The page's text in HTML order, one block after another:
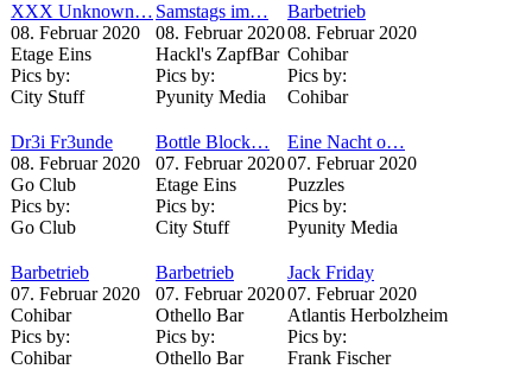
XXX Unknown…
08. Februar 2020
Etage Eins
Pics by:
City Stuff
Samstags im…
08. Februar 2020
Hackl's ZapfBar
Pics by:
Pyunity Media
Barbetrieb
08. Februar 2020
Cohibar
Pics by:
Cohibar
Dr3i Fr3unde
08. Februar 2020
Go Club
Pics by:
Go Club
Bottle Block…
07. Februar 2020
Etage Eins
Pics by:
City Stuff
Eine Nacht o…
07. Februar 2020
Puzzles
Pics by:
Pyunity Media
Barbetrieb
07. Februar 2020
Cohibar
Pics by:
Cohibar
Barbetrieb
07. Februar 2020
Othello Bar
Pics by:
Othello Bar
Jack Friday
07. Februar 2020
Atlantis Herbolzheim
Pics by:
Frank Fischer